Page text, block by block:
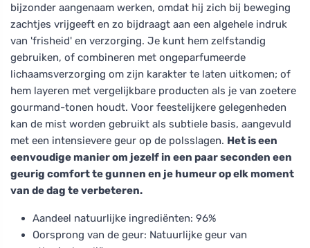
bijzonder aangenaam werken, omdat hij zich bij beweging
zachtjes vrijgeeft en zo bijdraagt aan een algehele indruk
van 'frisheid' en verzorging. Je kunt hem zelfstandig
gebruiken, of combineren met ongeparfumeerde
lichaamsverzorging om zijn karakter te laten uitkomen; of
hem layeren met vergelijkbare producten als je van zoetere
gourmand-tonen houdt. Voor feestelijkere gelegenheden
kan de mist worden gebruikt als subtiele basis, aangevuld
met een intensievere geur op de polsslagen. Het is een
eenvoudige manier om jezelf in een paar seconden een
geurig comfort te gunnen en je humeur op elk moment
van de dag te verbeteren.
Aandeel natuurlijke ingrediënten: 96%
Oorsprong van de geur: Natuurlijke geur van